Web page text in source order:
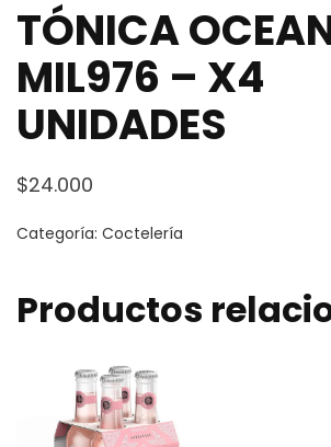
TÓNICA
MIL976 – X4
UNIDADES
$24.000
Categoría: Coctelería
Productos